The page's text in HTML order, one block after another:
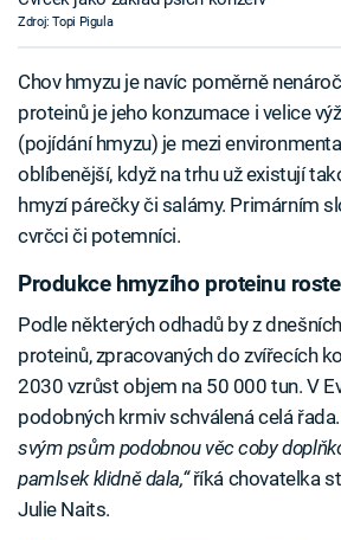
Zdroj: Topi Pigula
Chov hmyzu je navíc poměrně
proteinů je jeho konzumace i velice
(pojídání hmyzu) je mezi
oblíbenější, když na trhu už existují
hmyzí párečky či salámy. Primárním
cvrčci či potemníci.
Produkce hmyzího proteinu roste
Podle některých odhadů by z
proteinů, zpracovaných do zvířecích
2030 vzrůst objem na 50 000 tun. V
podobných krmiv schválená celá
svým psům podobnou věc coby
pamlsek klidně dala,“říká chovatelka
Julie Naits.